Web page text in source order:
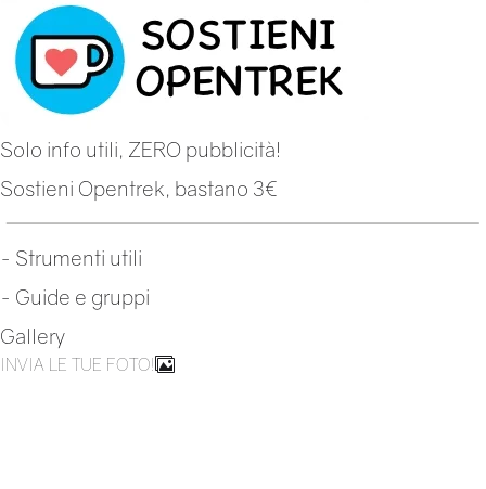
Solo info utili, ZERO pubblicità!
Sostieni Opentrek, bastano 3€
- Strumenti utili
- Guide e gruppi
Gallery
INVIA LE TUE FOTO!